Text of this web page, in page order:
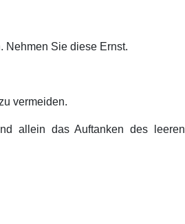
Nehmen Sie diese Ernst.
vermeiden.
allein das Auftanken des leeren